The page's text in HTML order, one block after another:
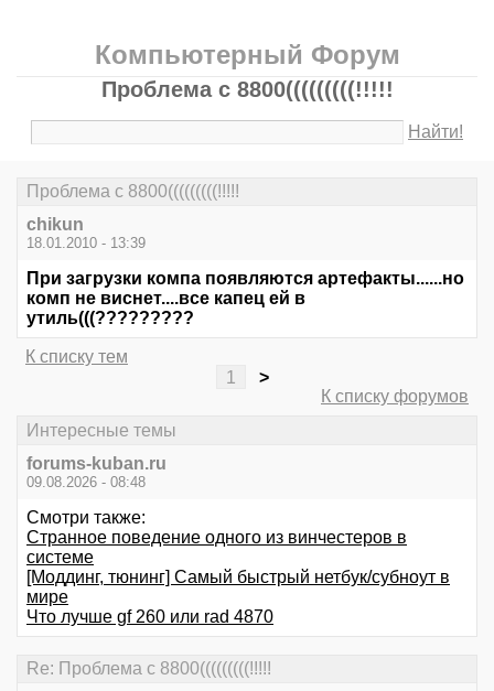
Компьютерный Форум
Проблема с 8800(((((((((!!!!!
Найти!
Проблема с 8800(((((((((!!!!!
chikun
18.01.2010 - 13:39
При загрузки компа появляются артефакты......но
комп не виснет....все капец ей в
утиль(((?????????
К списку тем
1
>
К списку форумов
Интересные темы
forums-kuban.ru
09.08.2026 - 08:48
Смотри также:
Странное поведение одного из винчестеров в
системе
[Моддинг, тюнинг] Самый быстрый нетбук/субноут в
мире
Что лучше gf 260 или rad 4870
Re: Проблема с 8800(((((((((!!!!!